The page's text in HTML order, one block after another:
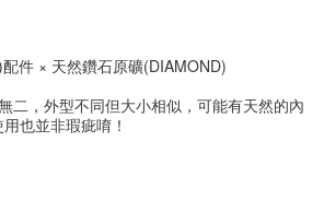
件 × 天然鑽石原礦(DIAMOND)
二，外型不同但大小相似，可能有天然的內
也並非瑕疵唷！